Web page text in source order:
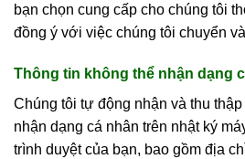
bạn chọn cung cấp cho chúng tôi
đồng ý với việc chúng tôi chuyển
Thông tin không thể nhận dạng
Chúng tôi tự động nhận và thu
nhận dạng cá nhân trên nhật ký
trình duyệt của bạn, bao gồm địa